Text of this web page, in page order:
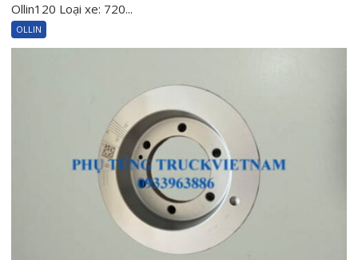
Ollin
500
720
New
Ollin120
Ollin120 Loại xe: 720...
OLLIN